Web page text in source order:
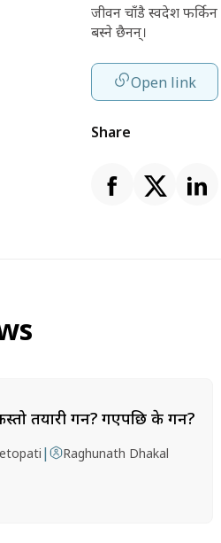
जीवन चाँडै स्वदेश
बस्ने छैनन्।
Open link
Share
तयारी गर्ने? गएपछि के गर्ने?
| Raghunath Dhakal